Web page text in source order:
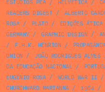
ESTÚDIOS PEA/ HELVETICA/
READERS DIGEST/ ALBERTO
ROSA/ PLATO/ EDIÇÕES ÁTICA
GERMANY/ GRAPHIC DESIGN /
/
F.H.K. HENRION /
UNION / JOÃO RODRIGUES ALVES
DA EDUCAÇÃO NACIONAL/
EUGÉNIO ROSA/ WORLD WAR II /
CHURCHWARD MARIANNA/ 1964/